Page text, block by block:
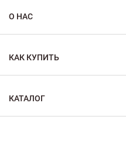
О НАС
КАК КУПИТЬ
КАТАЛОГ